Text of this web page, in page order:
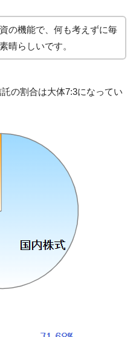
の機能で、何も考えずに毎
晴らしいです。
の割合は大体7:3になってい